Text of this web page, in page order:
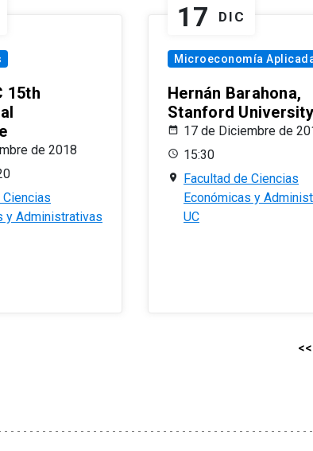
15th
de 2018
Ciencias
y Administrativas
17 DIC
Microeconomía
Hernán Barahona,
Stanford University
17 de Diciembre de
15:30
Facultad de Ciencias
Económicas y
UC
<<